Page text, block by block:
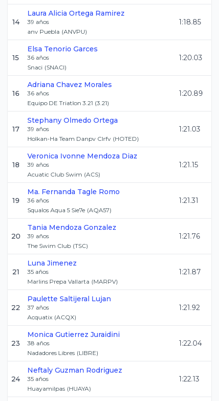
14
Laura Alicia Ortega Ramirez
39 años
anv Puebla (ANVPU)
1:18.85
15
Elsa Tenorio Garces
36 años
Snaci (SNACI)
1:20.03
16
Adriana Chavez Morales
36 años
Equipo DE Triatlon 3.21 (3.21)
1:20.89
17
Stephany Olmedo Ortega
39 años
Holkan-Ha Team Danpv Clrfv (HOTED)
1:21.03
18
Veronica Ivonne Mendoza Diaz
39 años
Acuatic Club Swim (ACS)
1:21.15
19
Ma. Fernanda Tagle Romo
36 años
Squalos Aqua 5 Sie7e (AQA57)
1:21.31
20
Tania Mendoza Gonzalez
39 años
The Swim Club (TSC)
1:21.76
21
Luna Jimenez
35 años
Marlins Prepa Vallarta (MARPV)
1:21.87
22
Paulette Saltijeral Lujan
37 años
Acquatix (ACQX)
1:21.92
23
Monica Gutierrez Juraidini
38 años
Nadadores Libres (LIBRE)
1:22.04
24
Neftaly Guzman Rodriguez
35 años
Huayamilpas (HUAYA)
1:22.13